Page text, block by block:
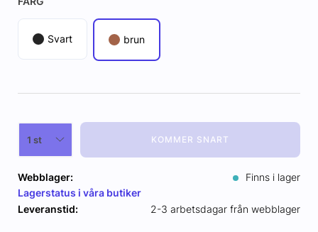
Svart brun
KOMMER SNART
Webblager:
Finns i lager
Lagerstatus i våra butiker
Leveranstid:
2-3 arbetsdagar från webblager